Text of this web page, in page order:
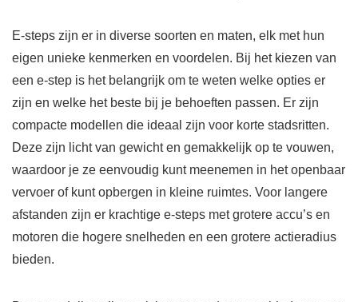
E-steps zijn er in diverse soorten en maten, elk met hun
eigen unieke kenmerken en voordelen. Bij het kiezen van
een e-step is het belangrijk om te weten welke opties er
zijn en welke het beste bij je behoeften passen. Er zijn
compacte modellen die ideaal zijn voor korte stadsritten.
Deze zijn licht van gewicht en gemakkelijk op te vouwen,
waardoor je ze eenvoudig kunt meenemen in het openbaar
vervoer of kunt opbergen in kleine ruimtes. Voor langere
afstanden zijn er krachtige e-steps met grotere accu’s en
motoren die hogere snelheden en een grotere actieradius
bieden.